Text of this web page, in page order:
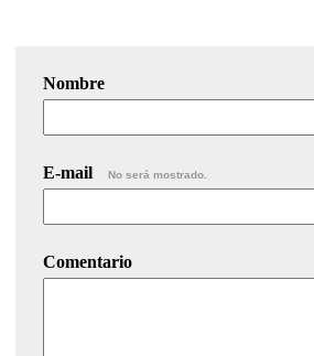
Nombre
E-mail No será mostrado.
Comentario